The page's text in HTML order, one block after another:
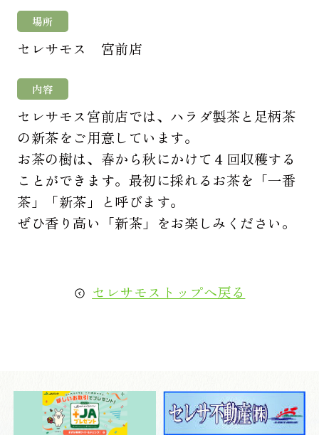
場所
セレサモス 宮前店
内容
セレサモス宮前店では、ハラダ製茶と足柄茶
の新茶をご用意しています。
お茶の樹は、春から秋にかけて４回収穫する
ことができます。最初に採れるお茶を「一番
茶」「新茶」と呼びます。
ぜひ香り高い「新茶」をお楽しみください。
セレサモストップへ戻る